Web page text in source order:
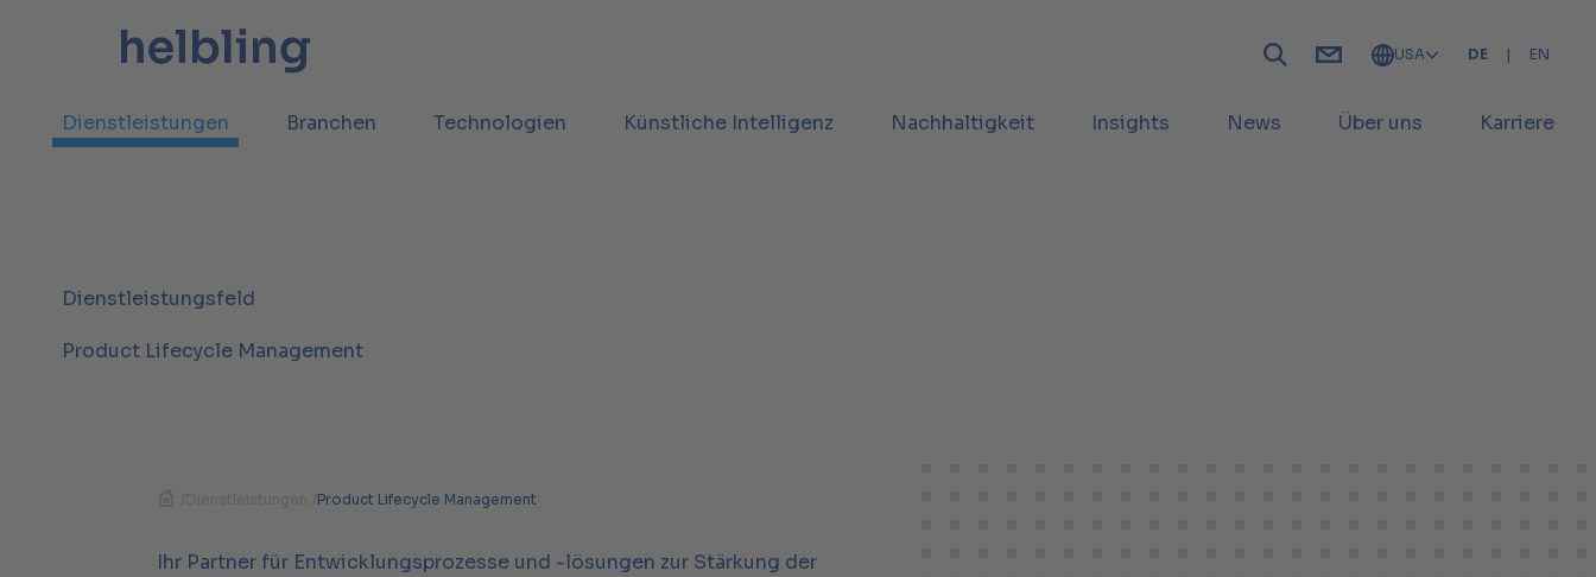
USA DE | EN
Dienstleistungen Branchen Technologien Künstliche Intelligenz Nachhaltigkeit Insights News Über uns Karriere
Dienstleistungsfeld
Product Lifecycle Management
Product Lifecycle Management
Ihr Partner für Entwicklungsprozesse und -lösungen zur Stärkung der